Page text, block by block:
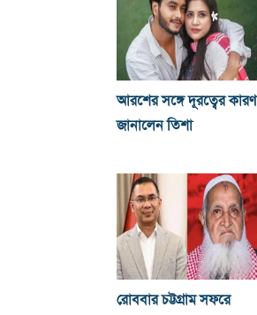
আরশের সঙ্গে দূরত্বের কারণ
জানালেন তিশা
রোববার চট্টগ্রাম সফরে